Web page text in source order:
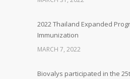
2022 Thailand Expanded
Immunization
MARCH 7, 2022
Biovalys participated in the